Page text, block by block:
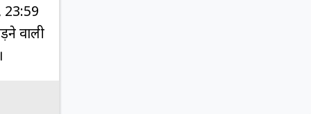
23:59
वाली